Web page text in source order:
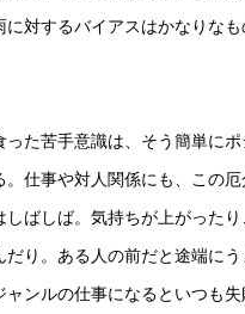
対するバイアスはかなりなも
った苦手意識は、そう簡単に
。仕事や対人関係にも、この
しばしば。気持ちが上がった
だり。ある人の前だと途端に
ャンルの仕事になるといつも失